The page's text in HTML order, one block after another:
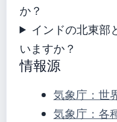
か？
インドの北東部
いますか？
情報源
気象庁：世
気象庁：各